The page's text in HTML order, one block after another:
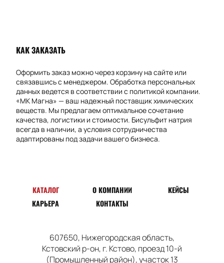
КАК ЗАКАЗАТЬ
Оформить заказ можно через корзину на сайте или
связавшись с менеджером. Обработка персональных
данных ведется в соответствии с политикой компании.
«МК Магна» — ваш надежный поставщик химических
веществ. Мы предлагаем оптимальное сочетание
качества, логистики и стоимости. Бисульфит натрия
всегда в наличии, а условия сотрудничества
адаптированы под задачи вашего бизнеса.
КАТАЛОГ О КОМПАНИИ
КЕЙСЫ
КАРЬЕРА
КОНТАКТЫ
607650, Нижегородская область,
Кстовский р-он, г. Кстово, проезд10-й
(Промышленный район), участок 13